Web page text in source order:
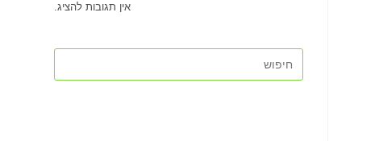
אין תגובות להציג.